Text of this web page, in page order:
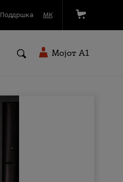
Поддршка МК
Мојот A1